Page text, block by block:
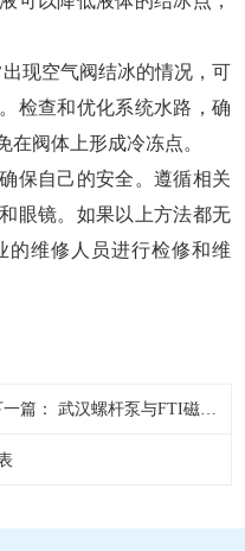
现空气阀结冰的情况，可
检查和优化系统水路，确
阀体上形成冷冻点。
保自己的安全。遵循相关
眼镜。如果以上方法都无
的维修人员进行检修和维
篇： 武汉螺杆泵与FTI磁力泵 工业流体输送优选设备